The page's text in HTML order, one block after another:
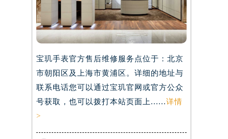
宝玑手表官方售后维修服务点位于：北京
市朝阳区及上海市黄浦区。详细的地址与
联系电话您可以通过宝玑官网或官方公众
号获取，也可以拨打本站页面上......详情
>